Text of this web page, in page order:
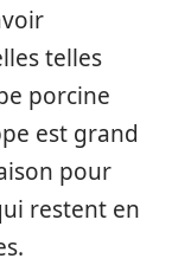
telles
porcine
est grand
pour
restent en